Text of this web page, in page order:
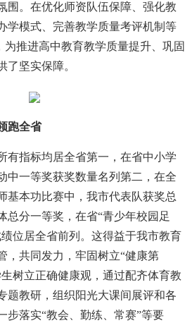
围。在优化师资队伍保障、强化教
学模式、完善教学质量考评机制等
为推进高中教育教学质量提升、巩固
了坚实保障。
跑全省
指标均居全省第一，在省中小学
中一等奖获奖数量名列第二，在全
基本功比赛中，我市代表队获奖总
总分一等奖，在省“青少年校园足
位居全省前列。这得益于我市教育
，共同发力，牢固树立“健康第
树立正确健康观，通过配齐体育教
题教研，组织阳光大课间展评和各
步落实“教会、勤练、常赛”等要